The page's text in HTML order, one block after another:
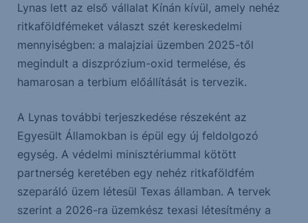
Lynas lett az első vállalat Kínán kívül, amely nehéz
ritkaföldfémeket választ szét kereskedelmi
mennyiségben: a malajziai üzemben 2025-től
megindult a diszprózium-oxid termelése, és
hamarosan a terbium előállítását is tervezik.
A Lynas további terjeszkedése részeként az
Egyesült Államokban is épül egy új feldolgozó
egység. A védelmi minisztériummal kötött
partnerség keretében egy nehéz ritkaföldfém
szeparáló üzem létesül Texas államban. A tervek
szerint a 2026-ra üzemkész texasi létesítmény a